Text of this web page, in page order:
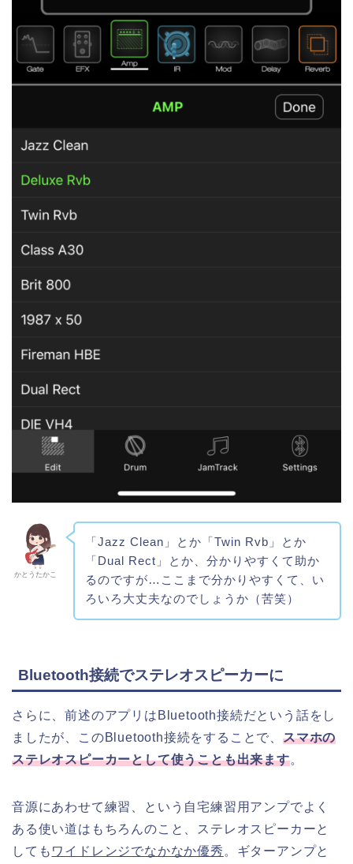
かとうたかこ
「Jazz Clean」とか「Twin Rvb」とか
「Dual Rect」とか、分かりやすくて助か
るのですが…ここまで分かりやすくて、い
ろいろ大丈夫なのでしょうか（苦笑）
Bluetooth接続でステレオスピーカーに
さらに、前述のアプリはBluetooth接続だという話をし
ましたが、このBluetooth接続をすることで、 スマホの
ステレオスピーカーとして使うことも出来ます。
音源にあわせて練習、という自宅練習用アンプでよく
ある使い道はもちろんのこと、ステレオスピーカーと
しても ワイドレンジでなかなか優秀 。ギターアンプと